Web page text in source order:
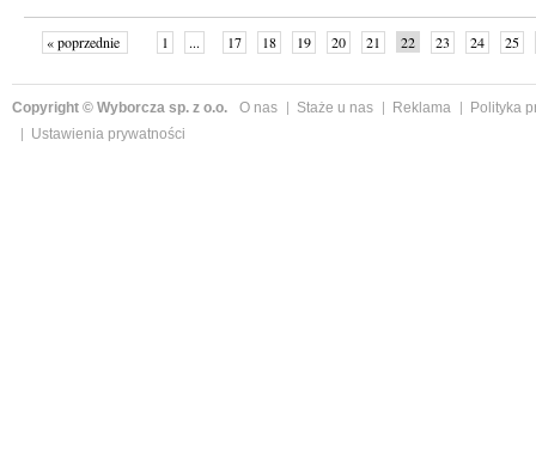
« poprzednie 1 ... 17 18 19 20 21 22 23 24
25
Copyright © Wyborcza sp. z o.o. O nas Staże u nas Reklama
Polityka
Ustawienia prywatności